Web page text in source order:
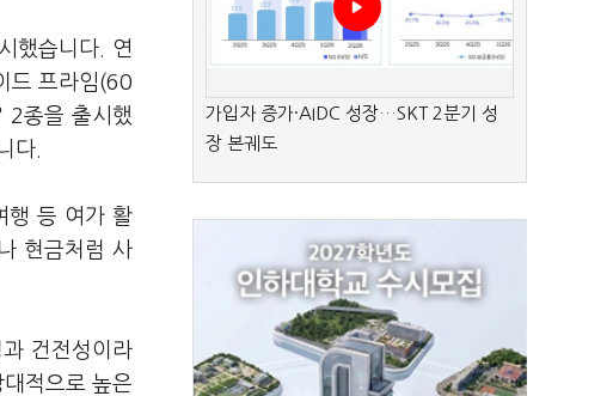
했습니다. 연
드 프라임(60
2종을 출시했
다.
행 등 여가 활
현금처럼 사
건전성이라
적으로 높은
가입자 증가·AIDC 성장…SKT 2분기 성
장 본궤도